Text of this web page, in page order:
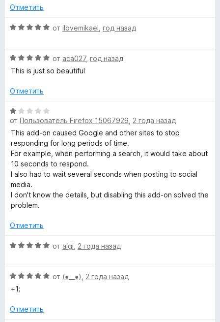
L
i
n
k
»
е
о
1
и
5
Отметить
О
н
е
о
а
5
и
з
5
от ilovemikael год назад
О
ц
н
н
о
н
а
5
и
з
5
от aca027, год назад
This is just so beautiful
Отметить
О
ц
е
н
е
н
о
н
а
1
з
от Пользователь Firefox 15067929 2 года назад
This add-on caused Google and other sites to stop
responding for long periods of time.
For example, when performing a search, it would take about
10 seconds to respond.
I also had to wait several seconds when posting to social
media.
I don't know the details, but disabling this add-on solved the
problem.
Отметить
О
н
е
о
от algi 2 года назад
О
ц
н
от (⁠●⁠_⁠_⁠●⁠)
2 года назад
+1;
Отметить